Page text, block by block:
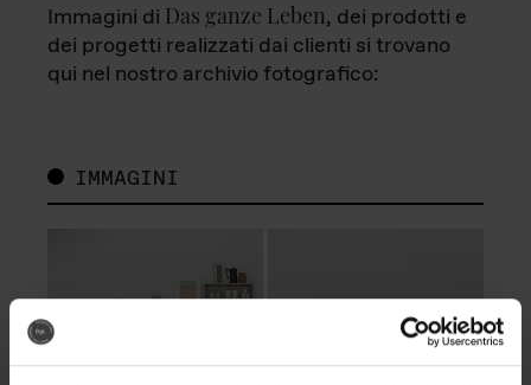
Immagini di Das ganze Leben, dei prodotti e
dei progetti realizzati dai clienti si trovano
qui nel nostro archivio fotografico:
IMMAGINI